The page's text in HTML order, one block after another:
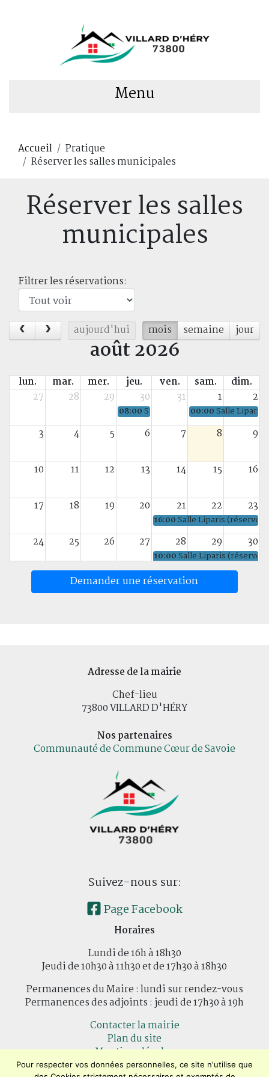
Menu
Accueil
Pratique
Réserver les salles municipales
Réserver les salles
municipales
Filtrer les réservations:
aujourd'hui mois semaine jour
août 2026
lun. mar. mer. jeu. ven. sam.
dim.
27
28 29 30 31 1 2
08:00Salle Liparis (réservé)
00:00Salle Liparis
3 4 5 6 7 8 9
10 11 12 13 14 15 16
17 18 19 20 21 22 23
16:00Salle Liparis (réservé)
24 25 26 27 28 29 30
10:00Salle Liparis (réservé)
1 2 3 4
Demander une réservation
Adresse de la mairie
Chef-lieu
73800 VILLARD D'HÉRY
Nos partenaires
Communauté de Commune Cœur de Savoie
Suivez-nous sur:
Page Facebook
Horaires
Lundi de 16h à 18h30
Jeudi de 10h30 à 11h30 et de 17h30 à 18h30
Permanences du Maire : lundi sur rendez-vous
Permanences des adjoints : jeudi de 17h30 à 19h
Contacter la mairie
Plan du site
Mentions légales
Confidentialité
Pour respecter vos données personnelles, ce site n'utilise que